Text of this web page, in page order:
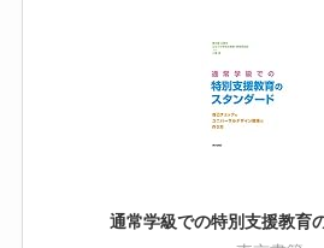
通常学級での特別支援教育